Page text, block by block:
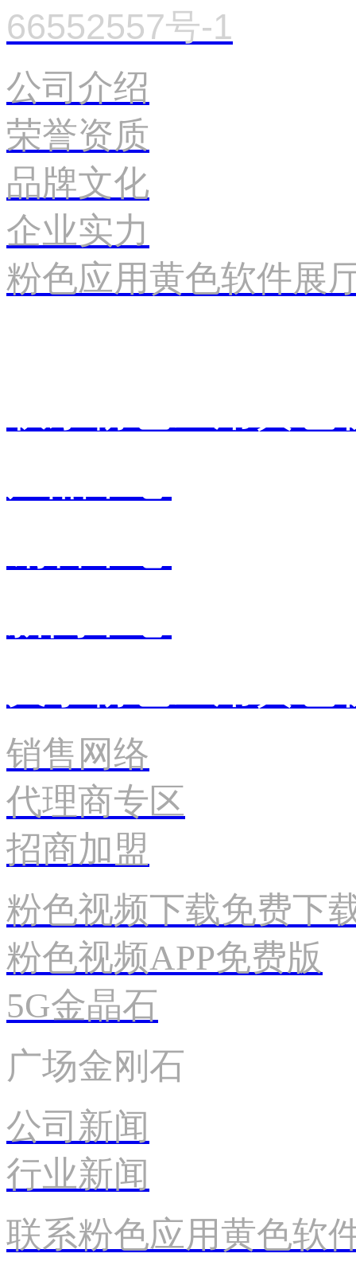
66552557号-1
公司介绍
荣誉资质
品牌文化
企业实力
粉色应用黄色软件展
销售网络
代理商专区
招商加盟
粉色视频下载免费下
粉色视频APP免费版
5G金晶石
广场金刚石
公司新闻
行业新闻
联系粉色应用黄色软